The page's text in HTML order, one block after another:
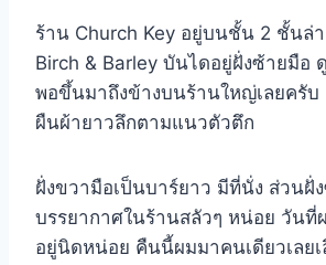
ร้าน Church Key อยู่บนชั้น 2 ชั้นล่
Birch & Barley บันไดอยู่ฝั่งซ้ายมือ
พอขึ้นมาถึงข้างบนร้านใหญ่เลยครับ
ผืนผ้ายาวลึกตามแนวตัวตึก
ฝั่งขวามือเป็นบาร์ยาว มีที่นั่ง ส่วนฝั่
บรรยากาศในร้านสลัวๆ หน่อย วันที่
อยู่นิดหน่อย คืนนี้ผมมาคนเดียวเลยเ